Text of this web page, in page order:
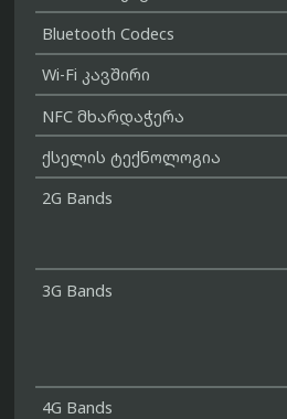
Bluetooth Codecs
Wi-Fi კავშირი
NFC მხარდაჭერა
ქსელის ტექნოლოგია
2G Bands
3G Bands
4G Bands